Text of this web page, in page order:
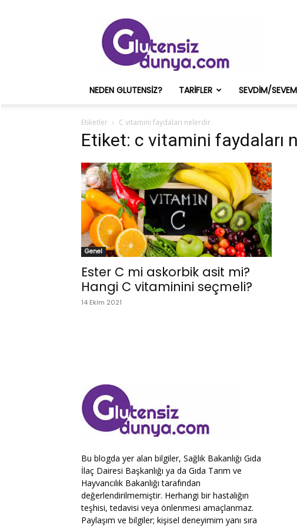
ve
Onun
Sağlık
Deneyimleri
NEDEN GLUTENSIZ? TARIFLER SEVDIM/
Etiketler C vitamini faydaları nelerdir
Etiket: c vitamini faydaları
Genel
Ester C mi askorbik asit mi?
Hangi C vitaminini seçmeli?
14 Ekim 2021
Bu blogda yer alan bilgiler, Sağlık Bakanlığı Gıda
İlaç Dairesi Başkanlığı ya da Gıda Tarım ve
Hayvancılık Bakanlığı tarafından
değerlendirilmemiştir. Herhangi bir hastalığın
teşhisi, tedavisi veya önlenmesi amaçlanmaz.
Paylaşım ve bilgiler; kişisel deneyimim yanı sıra